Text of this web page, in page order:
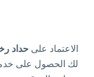
الاعتماد على حداد
لك الحصول على